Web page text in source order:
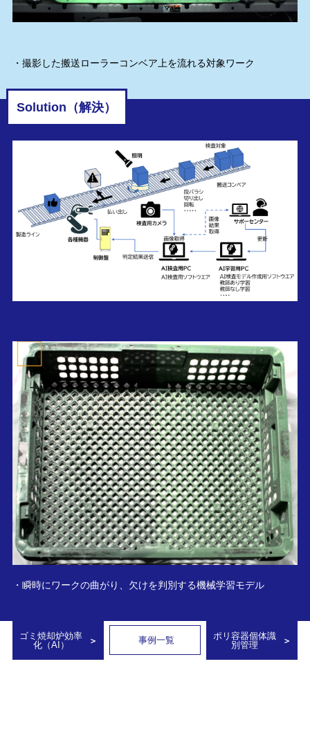
・撮影した搬送ローラーコンベア上を流れる対象ワーク
Solution（解決）
・瞬時にワークの曲がり、欠けを判別する機械学習モデル
ゴミ焼却炉効率
化（AI）
事例一覧
ポリ容器個体識
別管理